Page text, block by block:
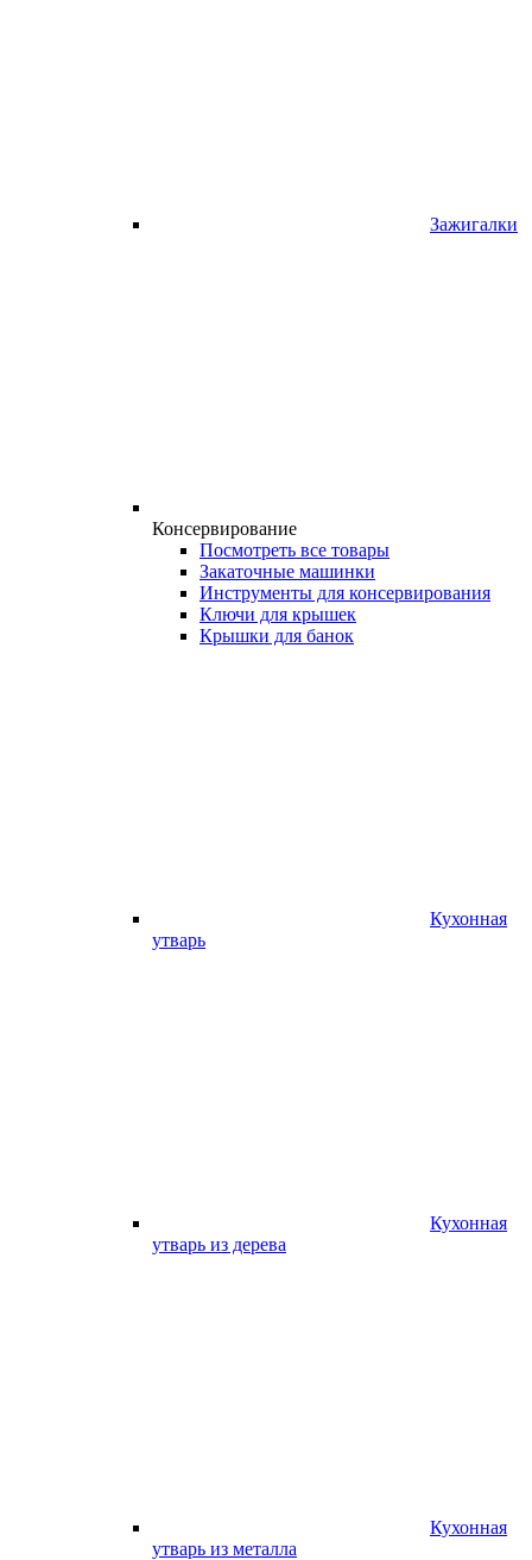
Зажигалки
Консервирование
Посмотреть все товары
Закаточные машинки
Инструменты для консервирования
Ключи для крышек
Крышки для банок
Кухонная
утварь
Кухонная
утварь из дерева
Кухонная
утварь из металла